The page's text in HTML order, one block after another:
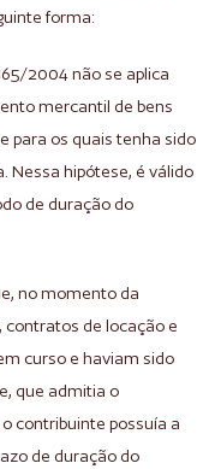
forma:
2004 não se aplica
mercantil de bens
para os quais tenha sido
Nessa hipótese, é válido
de duração do
no momento da
de locação e
curso e haviam sido
que admitia o
contribuinte possuía a
de duração do